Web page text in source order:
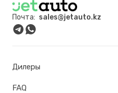
Почта: sales@jetauto.kz
Дилеры
FAQ